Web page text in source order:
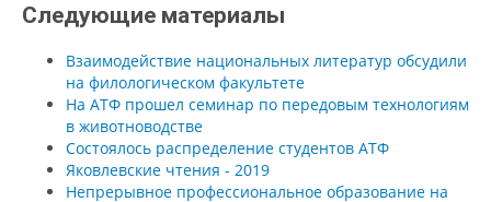
Следующие материалы
Взаимодействие национальных литератур обсудили
на филологическом факультете
На АТФ прошел семинар по передовым технологиям
в животноводстве
Состоялось распределение студентов АТФ
Яковлевские чтения - 2019
Непрерывное профессиональное образование на